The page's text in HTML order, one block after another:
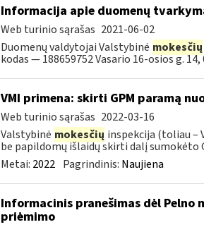
Informacija apie duomenų
Web turinio sąrašas 2021-06-02
Duomenų valdytojai Valstybinė mokesčių
kodas — 188659752 Vasario 16-osios g. 14,
VMI primena: skirti GPM paramą
Web turinio sąrašas 2022-03-16
Valstybinė mokesčių inspekcija (toliau –
be papildomų išlaidų skirti dalį sumokėto
Metai: 2022 Pagrindinis: Naujiena
Informacinis pranešimas dėl
priėmimo